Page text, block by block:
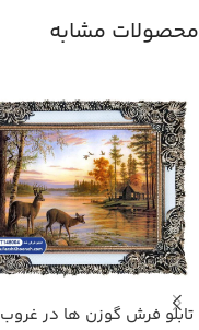
محصولات مشابه
تابلو فرش گوزن ها در غروب